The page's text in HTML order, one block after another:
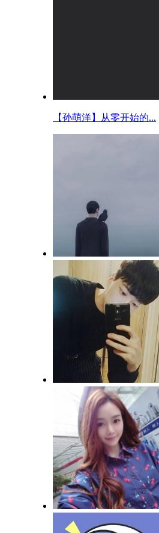
【孙萌洋】从零开始的...